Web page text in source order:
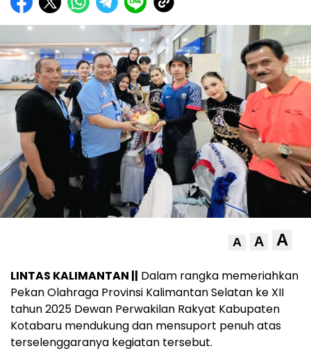
A A A
LINTAS KALIMANTAN || Dalam rangka memeriahkan
Pekan Olahraga Provinsi Kalimantan Selatan ke XII
tahun 2025 Dewan Perwakilan Rakyat Kabupaten
Kotabaru mendukung dan mensuport penuh atas
terselenggaranya kegiatan tersebut.